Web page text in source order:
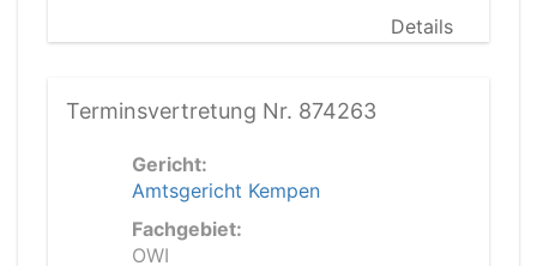
Details
Terminsvertretung Nr. 874263
Gericht:
Amtsgericht Kempen
Fachgebiet:
OWI